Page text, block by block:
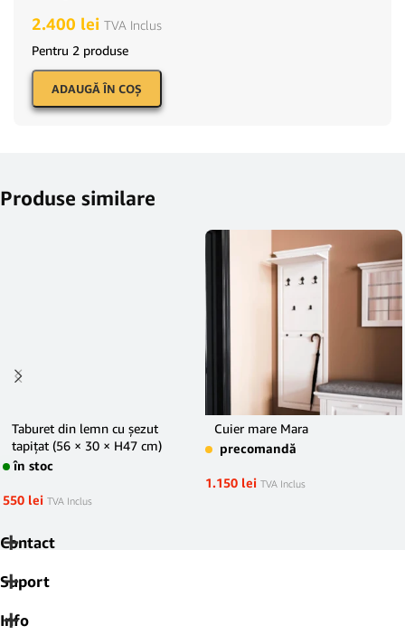
2.400 lei TVA Inclus
Pentru 2 produse
ADAUGĂ ÎN COŞ
Produse similare
Taburet din lemn cu șezut
tapițat (56 × 30 × H47 cm)
în stoc
550 lei TVA Inclus
Cuier mare Mara
precomandă
1.150 lei TVA Inclus
Contact
Suport
Info